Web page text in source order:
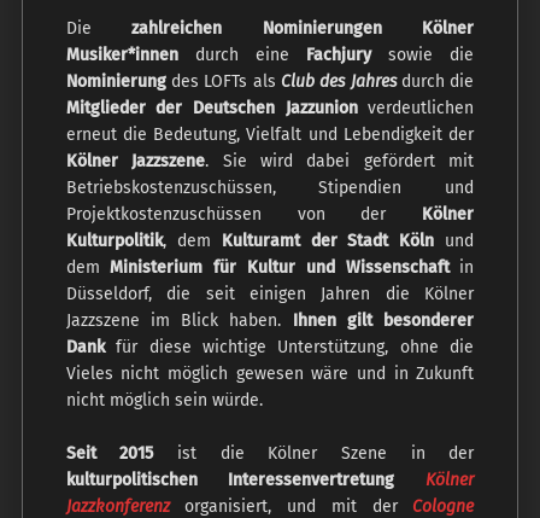
Diezahlreichen Nominierungen Kölner
Musiker*innendurch eine Fachjurysowie die
Nominierungdes LOFTs als Club des Jahres durch die
Mitglieder der Deutschen Jazzunionverdeutlichen
erneut die Bedeutung, Vielfalt und Lebendigkeit der
Kölner Jazzszene. Sie wird dabei gefördert mit
Betriebskostenzuschüssen, Stipendien und
Projektkostenzuschüssen von der Kölner
Kulturpolitik, dem Kulturamt der Stadt Köln und
demMinisterium für Kultur und Wissenschaftin
Düsseldorf, die seit einigen Jahren die Kölner
Jazzszene im Blick haben. Ihnen gilt besonderer
Dankfür diese wichtige Unterstützung, ohne die
Vieles nicht möglich gewesen wäre und in Zukunft
nicht möglich sein würde.
Seit 2015ist die Kölner Szene in der
kulturpolitischen Interessenvertretung Kölner
Jazzkonferenzorganisiert, und mit der Cologne